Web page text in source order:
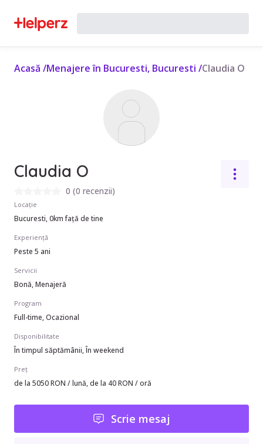
Acasă /Menajere în Bucuresti, Bucuresti /Claudia O
Claudia O
0 (0 recenzii)
Locație
Bucuresti, 0km față de tine
Experiență
Peste 5 ani
Servicii
Bonă, Menajeră
Program
Full-time, Ocazional
Disponibilitate
În timpul săptămânii, În weekend
Preț
de la 5050 RON / lună, de la 40 RON / oră
Scrie mesaj